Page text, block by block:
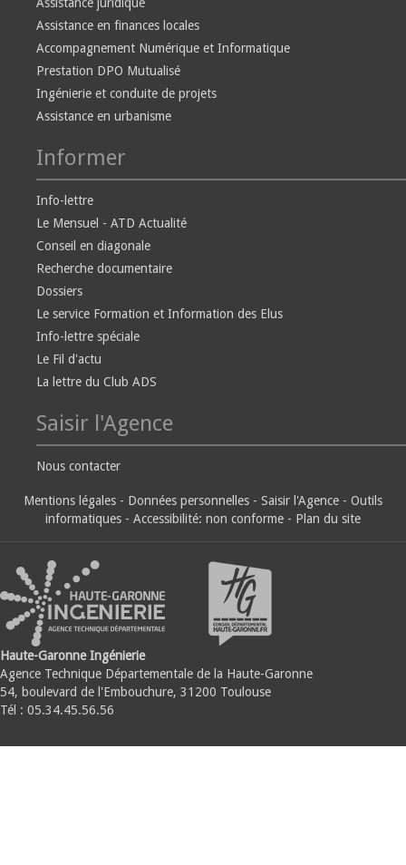
Assistance en finances locales
Accompagnement Numérique et Informatique
Prestation DPO Mutualisé
Ingénierie et conduite de projets
Assistance en urbanisme
Informer
Info-lettre
Le Mensuel - ATD Actualité
Conseil en diagonale
Recherche documentaire
Dossiers
Le service Formation et Information des Elus
Info-lettre spéciale
Le Fil d'actu
La lettre du Club ADS
Saisir l'Agence
Nous contacter
Mentions légales - Données personnelles - Saisir l'Agence - Outils
informatiques - Accessibilité: non conforme - Plan du site
Haute-Garonne Ingénierie
Agence Technique Départementale de la Haute-Garonne
54, boulevard de l'Embouchure, 31200 Toulouse
Tél : 05.34.45.56.56